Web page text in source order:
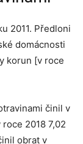
2011. Předloni
domácnosti
korun [v roce
činil v
2018 7,02
obrat v